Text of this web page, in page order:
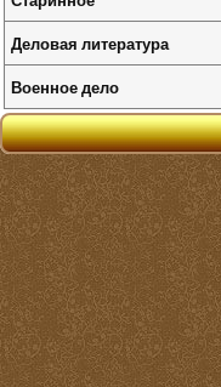
Деловая литература
Военное дело